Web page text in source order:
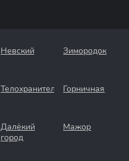
Невский Зимородок
Телохранители Горничная
Далёкий
город
Мажор